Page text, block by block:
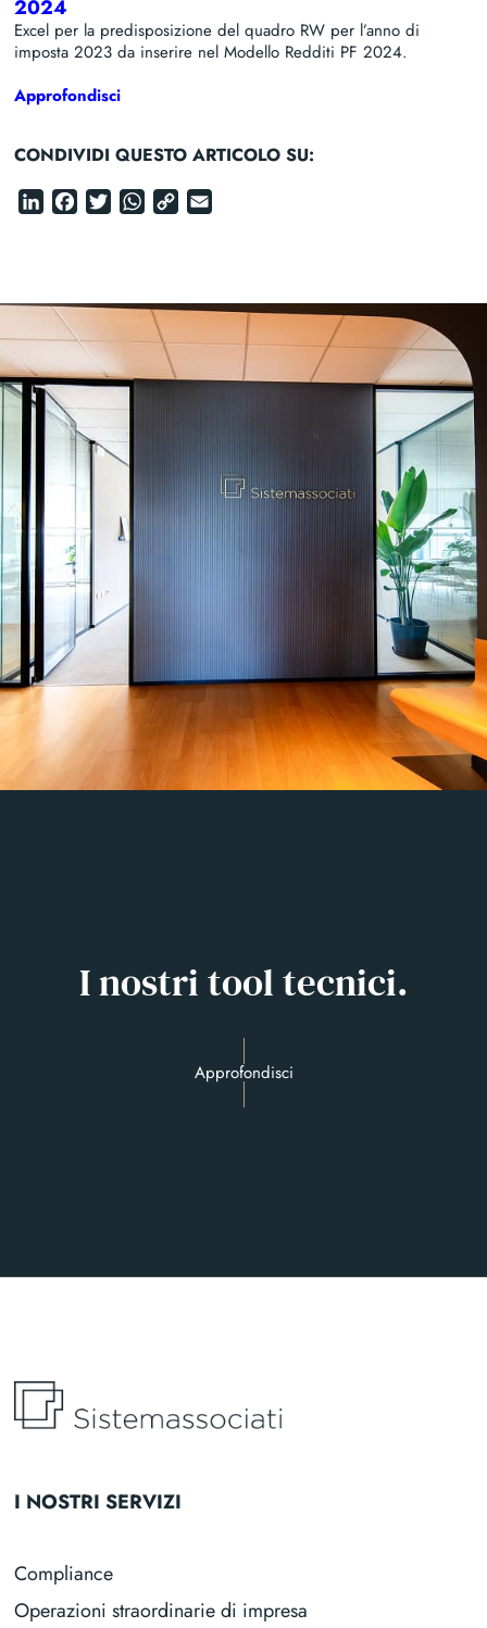
2024
Excel per la predisposizione del quadro RW per l’anno di
imposta 2023 da inserire nel Modello Redditi PF 2024.
Approfondisci
CONDIVIDI QUESTO ARTICOLO SU:
LinkedIn
Facebook
Twitter
WhatsApp
Copy
I nostri tool tecnici.
Approfondisci
I NOSTRI SERVIZI
Compliance
Operazioni straordinarie di impresa